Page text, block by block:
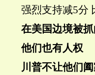
强烈支持减5分
在美国边境被
他们也有人权
川普不让他们